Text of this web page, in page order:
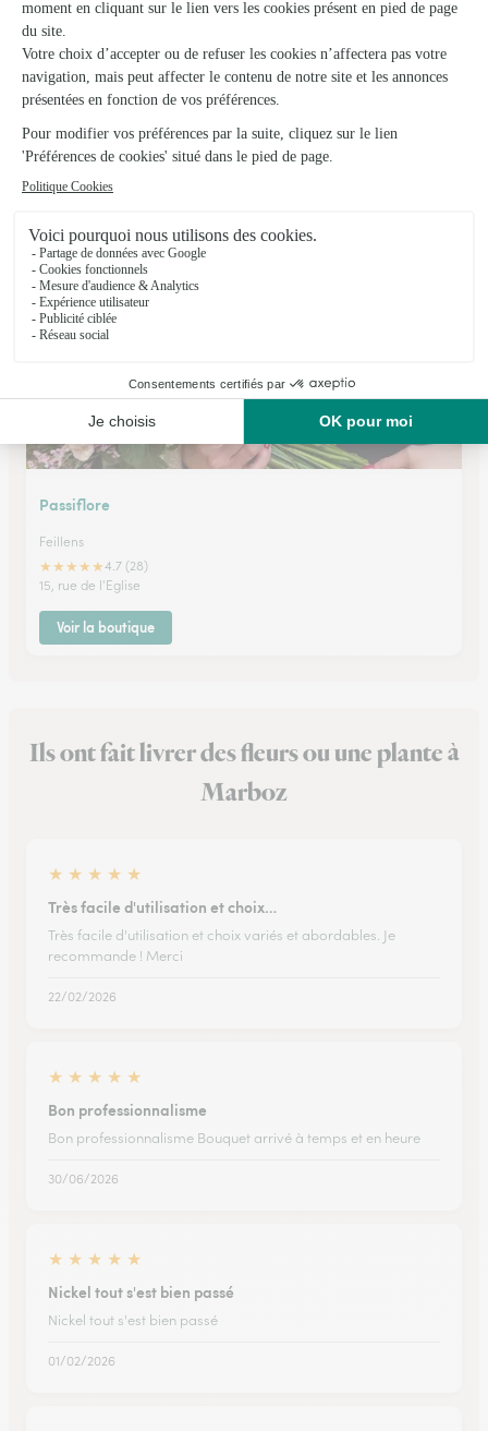
Passiflore
Pont de Vaux
90, rue Maréchal de Lattre de Tassigny
Voir la boutique
Passiflore
Feillens
★★★★★4.7 (28)
15, rue de l'Eglise
Voir la boutique
Ils ont fait livrer des fleurs ou une plante à
Marboz
★ ★ ★ ★ ★
Très facile d'utilisation et choix…
Très facile d'utilisation et choix variés et abordables. Je
recommande ! Merci
22/02/2026
★ ★ ★ ★ ★
Bon professionnalisme
Bon professionnalisme Bouquet arrivé à temps et en heure
30/06/2026
★ ★ ★ ★ ★
Nickel tout s'est bien passé
Nickel tout s'est bien passé
01/02/2026